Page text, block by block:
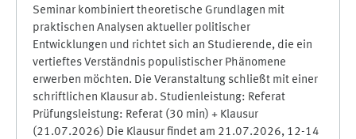
Seminar kombiniert theoretische Grundlagen mit
praktischen Analysen aktueller politischer
Entwicklungen und richtet sich an Studierende, die ein
vertieftes Verständnis populistischer Phänomene
erwerben möchten. Die Veranstaltung schließt mit einer
schriftlichen Klausur ab. Studienleistung: Referat
Prüfungsleistung: Referat (30 min) + Klausur
(21.07.2026) Die Klausur findet am 21.07.2026, 12-14